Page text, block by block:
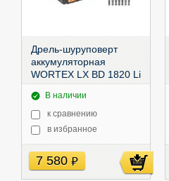
Дрель-шуруповерт
аккумуляторная
WORTEX LX BD 1820 Li
Li-Ion, 2 скор.,30 Нм),
329076
В наличии
к сравнению
в избранное
7 580 руб